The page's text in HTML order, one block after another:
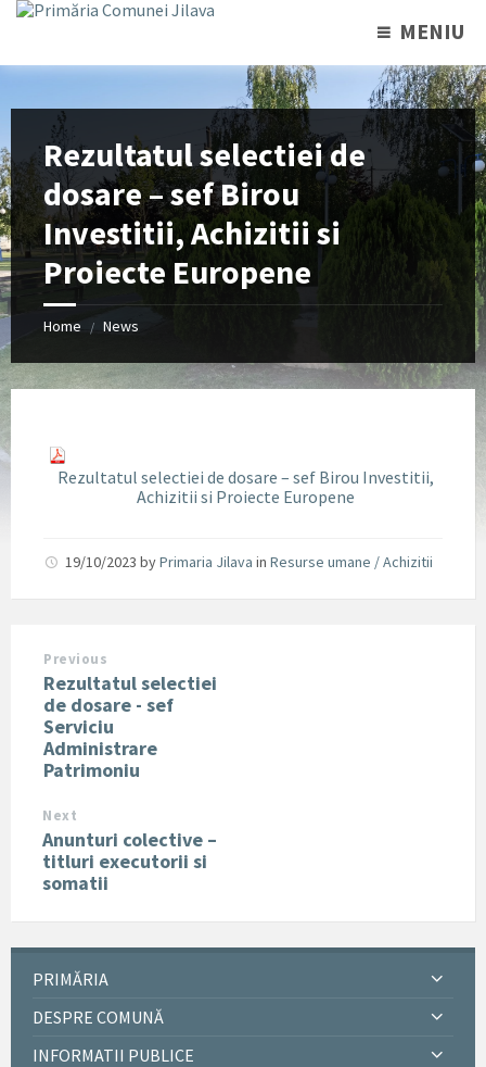
MENIU
Rezultatul selectiei de
dosare – sef Birou
Investitii, Achizitii si
Proiecte Europene
Home / News
Rezultatul selectiei de dosare – sef Birou Investitii,
Achizitii si Proiecte Europene
19/10/2023 byPrimaria Jilava in Resurse umane / Achizitii
Previous
Rezultatul selectiei
de dosare - sef
Serviciu
Administrare
Patrimoniu
Next
Anunturi colective –
titluri executorii si
somatii
PRIMĂRIA
DESPRE COMUNĂ
INFORMATII PUBLICE